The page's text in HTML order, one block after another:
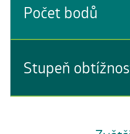
Počet bodů
Stupeň